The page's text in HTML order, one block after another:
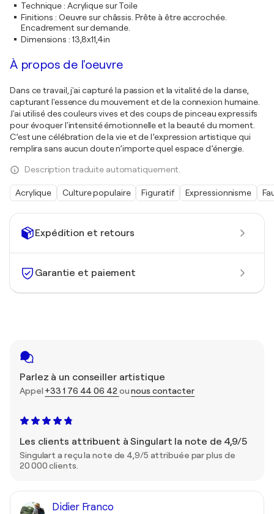
Expédition et retours
Garantie et paiement
Parlez à un conseiller artistique
Appel +33 1 76 44 06 42 ounous contacter
Les clients attribuent à Singulart la note de 4,9/5
Singulart a reçu la note de 4,9/5 attribuée par plus de
20 000 clients.
Didier Franco
Technique: Acrylique sur Toile
Finitions : Oeuvre sur châssis. Prête à être accrochée.
Encadrement sur demande.
Dimensions : 13,8x11,4in
À propos de l'oeuvre
Dans ce travail, j'ai capturé la passion et la vitalité de la danse,
capturant l'essence du mouvement et de la connexion humaine.
J'ai utilisé des couleurs vives et des coups de pinceau expressifs
pour évoquer l'intensité émotionnelle et la beauté du moment.
C’est une célébration de la vie et de l’expression artistique qui
remplira sans aucun doute n’importe quel espace d’énergie.
Description traduite automatiquement.
Acrylique Culture populaire Figuratif Expressionnisme